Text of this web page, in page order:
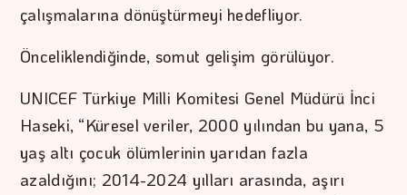
çalışmalarına dönüştürmeyi hedefliyor.
Önceliklendiğinde, somut gelişim görülüyor.
UNICEF Türkiye Milli Komitesi Genel Müdürü İnci
Haseki, “Küresel veriler, 2000 yılından bu yana, 5
yaş altı çocuk ölümlerinin yarıdan fazla
azaldığını; 2014-2024 yılları arasında, aşırı